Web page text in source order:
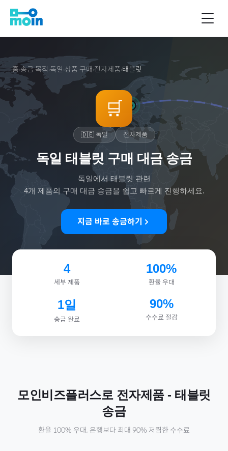
홈›송금 목적 ›독일 ›상품 구매 ›전자제품›태블릿
🛒
🇩🇪 독일 전자제품
독일 태블릿 구매 대금 송금
독일에서 태블릿 관련
4개 제품의 구매 대금 송금을 쉽고 빠르게 진행하세요.
지금 바로 송금하기
4
세부 제품
100%
환율 우대
1일
송금 완료
90%
수수료 절감
모인비즈플러스로 전자제품- 태블릿
송금
환율 100% 우대, 은행보다 최대 90% 저렴한 수수료